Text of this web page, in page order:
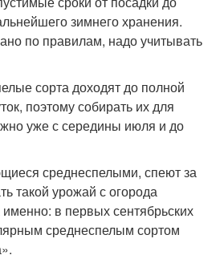
зимнего хранения.
по правилам, надо учитывать
сорта доходят до полной
поэтому собирать их для
уже с середины июля и до
среднеспелыми, спеют за
такой урожай с огорода
в первых сентябрьских
среднеспелым сортом